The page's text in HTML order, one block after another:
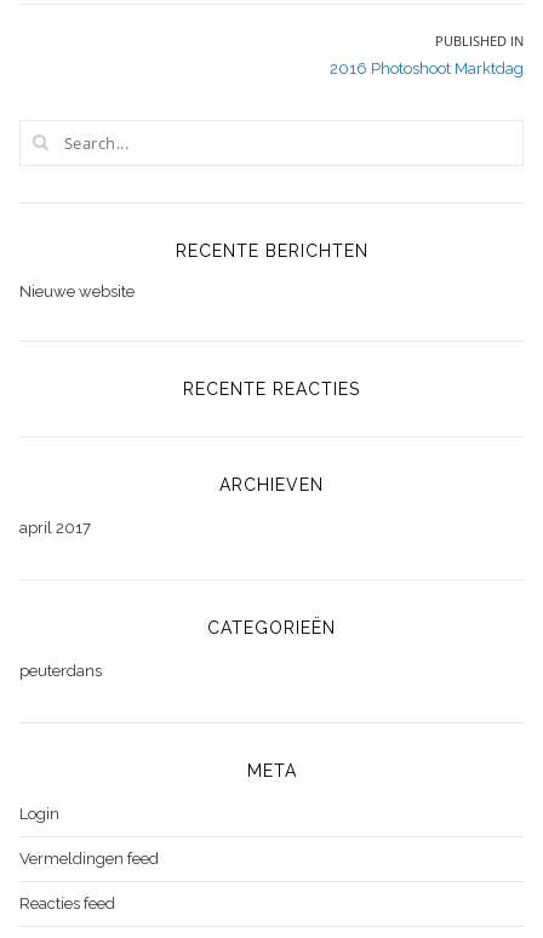
PUBLISHED IN
2016 Photoshoot Marktdag
RECENTE BERICHTEN
Nieuwe website
RECENTE REACTIES
ARCHIEVEN
april 2017
CATEGORIEËN
peuterdans
META
Login
Vermeldingen feed
Reacties feed